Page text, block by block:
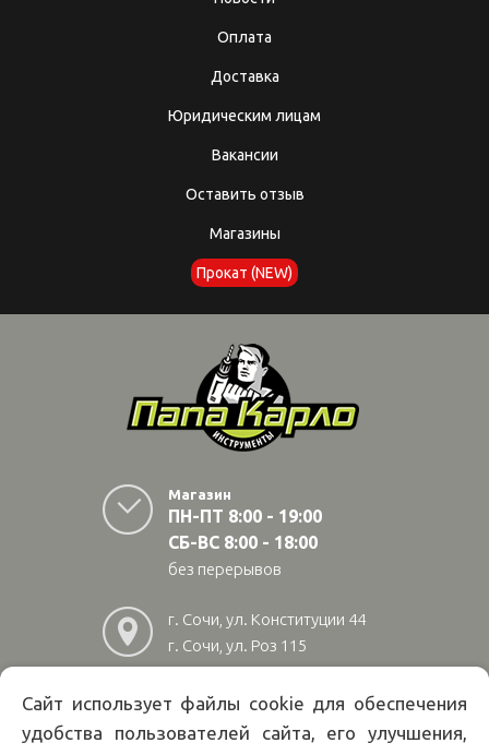
Оплата
Доставка
Юридическим лицам
Вакансии
Оставить отзыв
Магазины
Прокат (NEW)
Магазин
ПН-ПТ 8:00 - 19:00
СБ-ВС 8:00 - 18:00
без перерывов
г. Сочи, ул. Конституции 44
г. Сочи, ул. Роз 115
г. Адлер, ул Авиационная
28/10
Сайт использует файлы cookie для обеспечения
удобства пользователей сайта, его улучшения,